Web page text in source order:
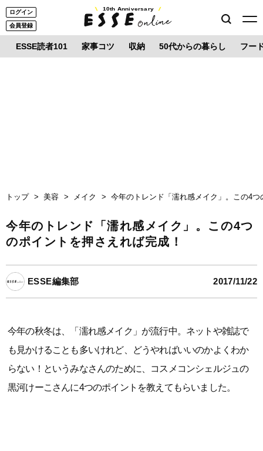
ログイン
会員登録
10th Anniversary
ESSE読者101 家事コツ 収納 50代からの暮らし フー
トップ 美容 メイク 今年のトレンド「濡れ感メイク」。この4
今年のトレンド「濡れ感メイク」。この4つ
のポイントを押さえれば完成！
ESSE編集部 2017/11/22
今年の秋冬は、「濡れ感メイク」が流行中。ネットや雑誌で
も見かけることも多いけれど、どうやればいいのかよくわか
らない！というみなさんのために、コスメコンシェルジュの
黒河けーこさんに4つのポイントを教えてもらいました。